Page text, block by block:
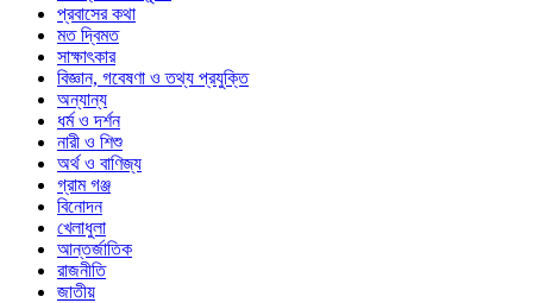
প্রবাসের কথা
মত দ্বিমত
সাক্ষাৎকার
বিজ্ঞান, গবেষণা ও তথ্য প্রযুক্তি
অন্যান্য
ধর্ম ও দর্শন
নারী ও শিশু
অর্থ ও বাণিজ্য
গ্রাম গঞ্জ
বিনোদন
খেলাধুলা
আন্তর্জাতিক
রাজনীতি
জাতীয়